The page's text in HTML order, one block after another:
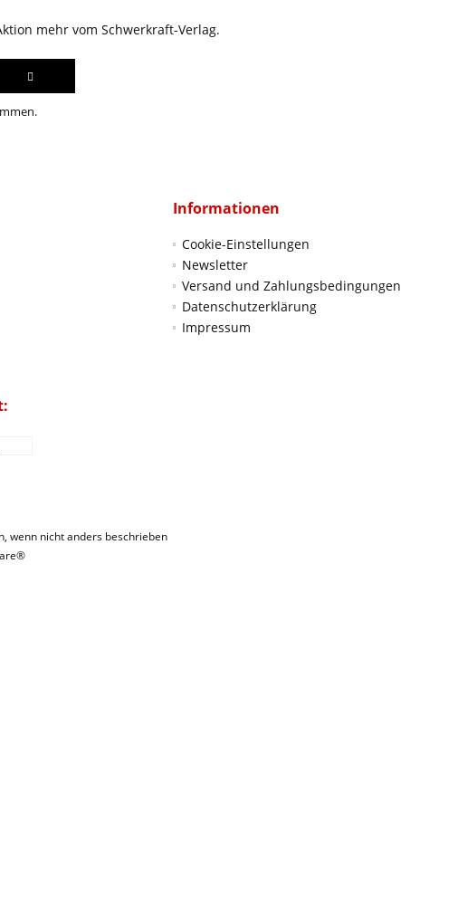
mehr vom Schwerkraft-Verlag.
Informationen
Cookie-Einstellungen
Newsletter
Versand und Zahlungsbedingungen
Datenschutzerklärung
Impressum
wenn nicht anders beschrieben